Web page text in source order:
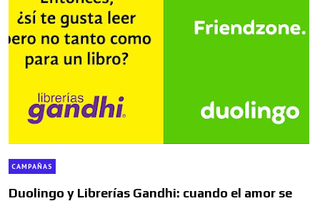
CAMPAÑAS
Duolingo y Librerías Gandhi: cuando el amor se